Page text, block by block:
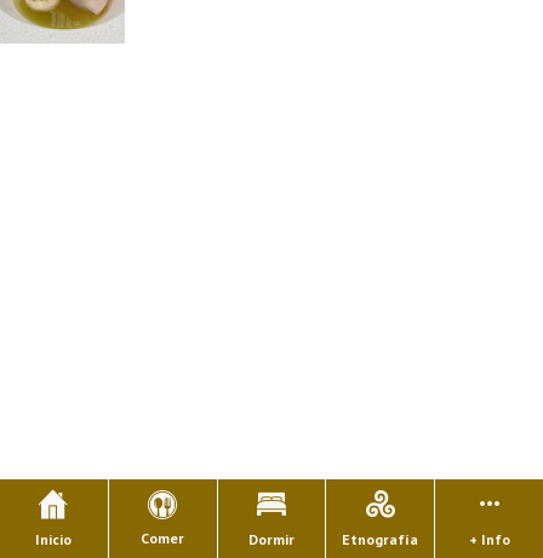
Inicio Comer Dormir Etnografía + Info